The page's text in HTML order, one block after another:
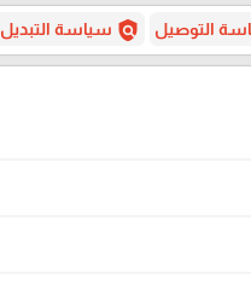
التوصيل policy سياسة التبديل